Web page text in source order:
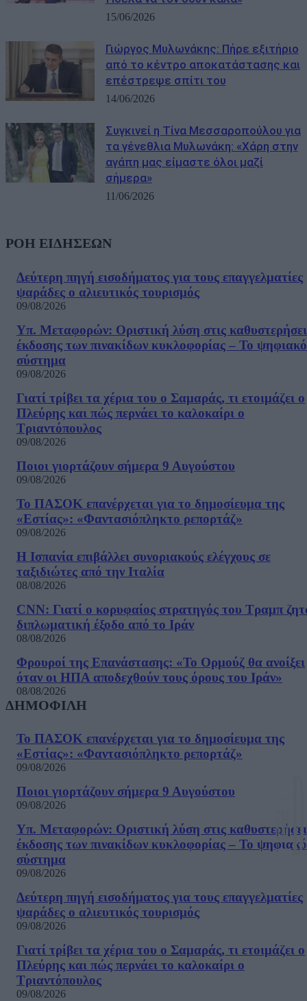
15/06/2026
Γιώργος Μυλωνάκης: Πήρε εξιτήριο
από το κέντρο αποκατάστασης και
επέστρεψε σπίτι του
14/06/2026
Συγκινεί η Τίνα Μεσσαροπούλου για
τα γένεθλια Μυλωνάκη: «Χάρη στην
αγάπη μας είμαστε όλοι μαζί
σήμερα»
11/06/2026
ΡΟΗ ΕΙΔΗΣΕΩΝ
Δεύτερη πηγή εισοδήματος για τους επαγγελματίες
ψαράδες ο αλιευτικός τουρισμός
09/08/2026
Υπ. Μεταφορών: Οριστική λύση στις
έκδοσης των πινακίδων κυκλοφορίας – Το ψηφιακό
σύστημα
09/08/2026
Γιατί τρίβει τα χέρια του ο Σαμαράς, τι ετοιμάζει ο
Πλεύρης και πώς περνάει το καλοκαίρι ο
Τριαντόπουλος
09/08/2026
Ποιοι γιορτάζουν σήμερα 9 Αυγούστου
09/08/2026
Το ΠΑΣΟΚ επανέρχεται για το δημοσίευμα της
«Εστίας»: «Φαντασιόπληκτο ρεπορτάζ»
09/08/2026
Η Ισπανία επιβάλλει συνοριακούς ελέγχους σε
ταξιδιώτες από την Ιταλία
08/08/2026
CNN: Γιατί ο κορυφαίος στρατηγός του Τραμπ
διπλωματική έξοδο από το Ιράν
08/08/2026
Φρουροί της Επανάστασης: «Το Ορμούζ θα ανοίξει
όταν οι ΗΠΑ αποδεχθούν τους όρους του Ιράν»
08/08/2026
ΔΗΜΟΦΙΛΗ
Το ΠΑΣΟΚ επανέρχεται για το δημοσίευμα της
«Εστίας»: «Φαντασιόπληκτο ρεπορτάζ»
09/08/2026
Ποιοι γιορτάζουν σήμερα 9 Αυγούστου
09/08/2026
Υπ. Μεταφορών: Οριστική λύση στις
έκδοσης των πινακίδων κυκλοφορίας – Το ψηφιακό
σύστημα
09/08/2026
Δεύτερη πηγή εισοδήματος για τους επαγγελματίες
ψαράδες ο αλιευτικός τουρισμός
09/08/2026
Γιατί τρίβει τα χέρια του ο Σαμαράς, τι ετοιμάζει ο
Πλεύρης και πώς περνάει το καλοκαίρι ο
Τριαντόπουλος
09/08/2026